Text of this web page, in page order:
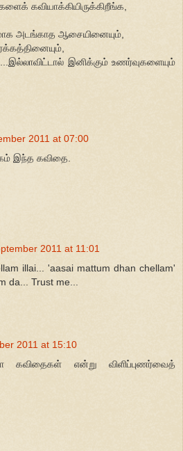
கவியாக்கியிருக்கிறீங்க,
அடங்காத ஆசையினையும்,
இனிக்கும் உணர்வுகளையும்
2011 at 07:00
இந்த கவிதை.
2011 at 11:01
illai... 'aasai mattum dhan chellam'
da... Trust me...
2011 at 15:10
கவிதைகள் என்று விளிப்புணர்வைத்